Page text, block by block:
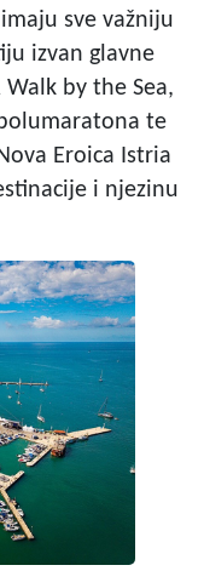
sve važniju
izvan glavne
by the Sea,
te
Eroica Istria
i njezinu